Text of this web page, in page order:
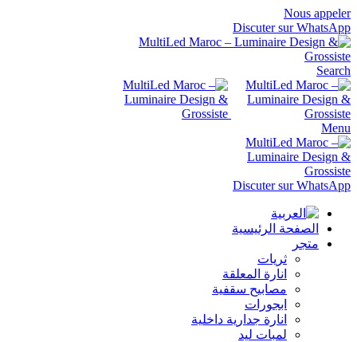
Nous appeler
Discuter sur WhatsApp
Search
Menu
Discuter sur WhatsApp
الصفحة الرئيسية
متجر
ثريات
انارة المعلقة
مصابيح سقفية
ابجورات
انارة جدارية داخلية
لمبات ليد